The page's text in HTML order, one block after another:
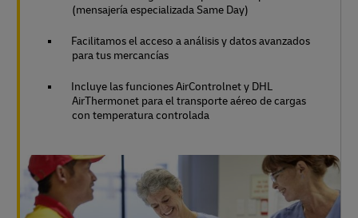
(mensajería especializada Same Day)
Facilitamos el acceso a análisis y datos avanzados
para tus mercancías
Incluye las funciones AirControlnet y DHL
AirThermonet para el transporte aéreo de cargas
con temperatura controlada